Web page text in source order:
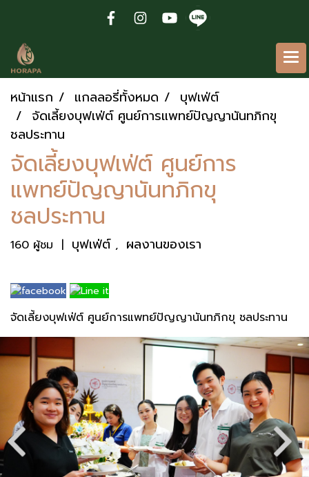
หน้าแรก แกลลอรี่ทั้งหมด
บุฟเฟ่ต์
จัดเลี้ยงบุฟเฟ่ต์ ศูนย์การแพทย์ปัญญานันทภิกขุ
ชลประทาน
จัดเลี้ยงบุฟเฟ่ต์ ศูนย์การ
แพทย์ปัญญานันทภิกขุ
ชลประทาน
160 ผู้ชม | บุฟเฟ่ต์ , ผลงานของเรา
จัดเลี้ยงบุฟเฟ่ต์ ศูนย์การแพทย์ปัญญานันทภิกขุ ชลประทาน